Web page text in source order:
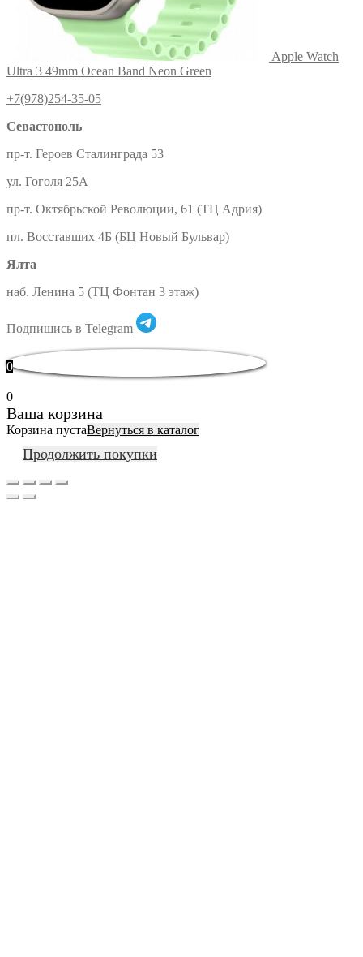
Apple Watch
Ultra 3 49mm Ocean Band Neon Green
+7(978)254-35-05
Севастополь
пр-т. Героев Сталинграда 53
ул. Гоголя 25А
пр-т. Октябрьской Революции, 61 (ТЦ Адрия)
пл. Восставших 4Б (БЦ Новый Бульвар)
Ялта
наб. Ленина 5 (ТЦ Фонтан 3 этаж)
Подпишись в Telegram
0
0
Ваша корзина
Корзина пустаВернуться в каталог
Продолжить покупки